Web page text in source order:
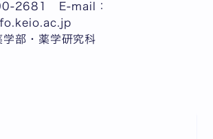
2681 E-mail：
部・薬学研究科